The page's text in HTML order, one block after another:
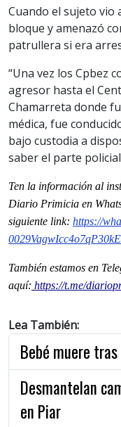
Cuando el sujeto vio
bloque y amenazó
patrullera si era
“Una vez los Cpbez
agresor hasta el
Chamarreta donde
médica, fue
bajo custodia a
saber el parte
Ten la información al
Diario Primicia en
siguiente link: https://
También estamos en
aquí: https://t.me/
Lea También:
Bebé muere
Desmantelan
en Piar